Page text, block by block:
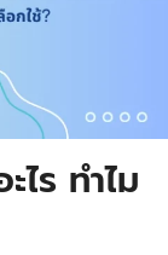
ร ทำไม